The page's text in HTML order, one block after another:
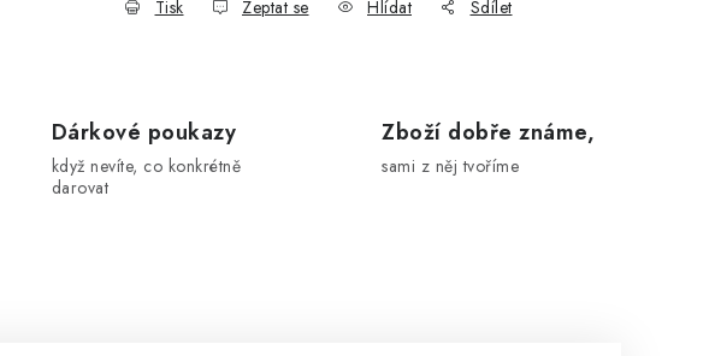
Tisk Zeptat se Hlídat Sdílet
Dárkové poukazy
když nevíte, co konkrétně
darovat
Zboží dobře známe,
sami z něj tvoříme